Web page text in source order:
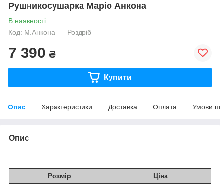
Рушникосушарка Маріо Анкона
В наявності
Код: М.Анкона
Роздріб
7 390 ₴
Купити
Опис Характеристики Доставка Оплата Умови
Опис
Розмір
Ціна